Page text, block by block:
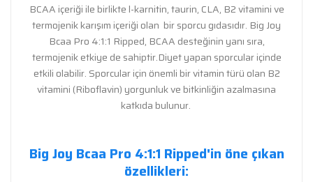
BCAA içeriği ile birlikte l-karnitin, taurin, CLA, B2 vitamini ve
termojenik karışım içeriği olan bir sporcu gıdasıdır. Big Joy
Bcaa Pro 4:1:1 Ripped, BCAA desteğinin yanı sıra,
termojenik etkiye de sahiptir.Diyet yapan sporcular içinde
etkili olabilir. Sporcular için önemli bir vitamin türü olan B2
vitamini (Riboflavin) yorgunluk ve bitkinliğin azalmasına
katkıda bulunur.
Big Joy Bcaa Pro 4:1:1 Ripped'in öne çıkan
özellikleri: